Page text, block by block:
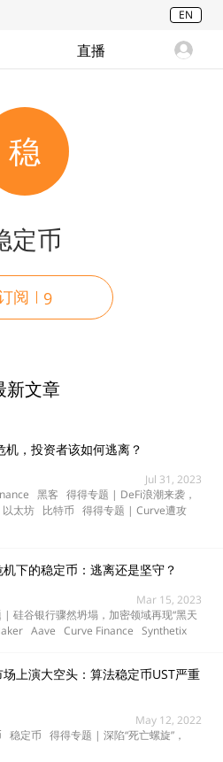
EN
直播
稳
定币
阅 9
新文章
，投资者该如何逃离？
Jul 31, 2023
黑客 得得专题 | DeFi浪潮来袭，
以太坊 比特币 得得专题 | Curve遭攻
机下的稳定币：逃离还是坚守？
Mar 15, 2023
| 硅谷银行骤然坍塌，加密领域再现“黑天
Aave Curve Finance Synthetix
场上演大空头：算法稳定币UST严重
May 12, 2022
稳定币 得得专题 | 深陷“死亡螺旋”，